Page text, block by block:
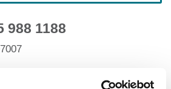
988 1188